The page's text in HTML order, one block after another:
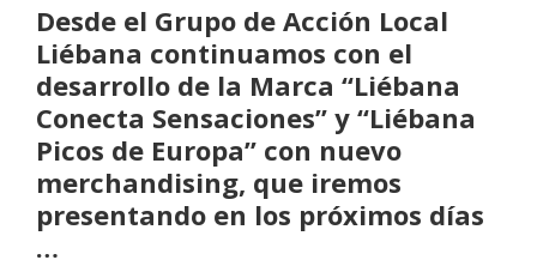
Desde el Grupo de Acción Local
Liébana continuamos con el
desarrollo de la Marca “Liébana
Conecta Sensaciones” y “Liébana
Picos de Europa” con nuevo
merchandising, que iremos
presentando en los próximos días
…